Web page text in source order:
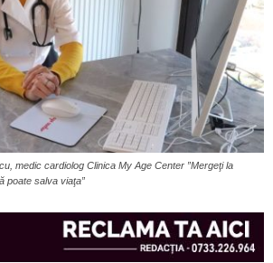
medic cardiolog Clinica My Age Center ”Mergeţi la
poate salva viaţa”